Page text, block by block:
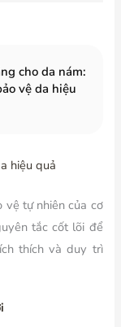
cho da nám:
vệ da hiệu
hiệu quả
vệ tự nhiên của cơ
tắc cốt lõi để
thích và duy trì